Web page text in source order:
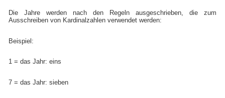
Die Jahre werden nach den Regeln ausgeschrieben, die zum
Ausschreiben von Kardinalzahlen verwendet werden:
Beispiel:
1 = das Jahr: eins
7 = das Jahr: sieben